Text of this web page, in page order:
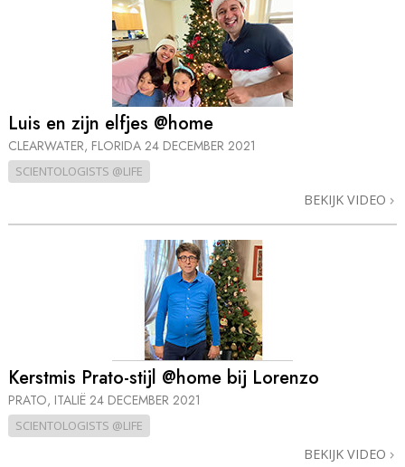
Luis en zijn elfjes @home
CLEARWATER, FLORIDA 24 DECEMBER 2021
SCIENTOLOGISTS @LIFE
BEKIJK VIDEO
Kerstmis Prato-stijl @home bij Lorenzo
PRATO, ITALIË 24 DECEMBER 2021
SCIENTOLOGISTS @LIFE
BEKIJK VIDEO